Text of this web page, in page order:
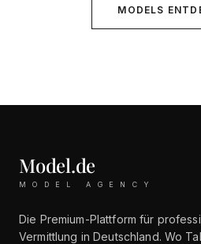
MODELS
Model.de
MODEL AGENCY
Die Premium-Plattform für
Vermittlung in Deutschland. Wo